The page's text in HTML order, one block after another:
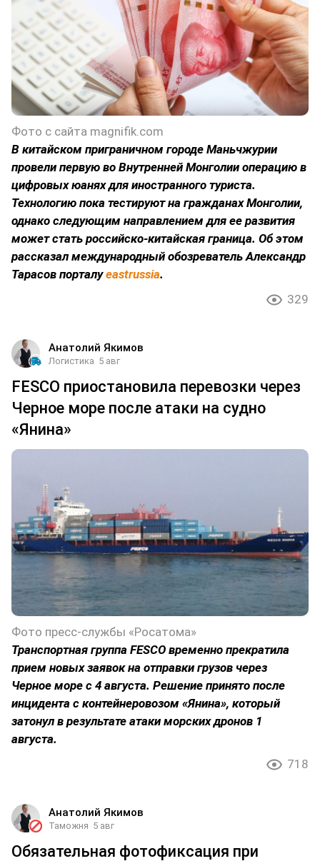
Фото с сайта magnifik.com
В китайском приграничном городе Маньчжурии
провели первую во Внутренней Монголии операцию в
цифровых юанях для иностранного туриста.
Технологию пока тестируют на гражданах Монголии,
однако следующим направлением для ее развития
может стать российско-китайская граница. Об этом
рассказал международный обозреватель Александр
Тарасов порталуeastrussia.
329
Анатолий Якимов
Логистика 5 авг
FESCO приостановила перевозки через
Черное море после атаки на судно
«Янина»
Фото пресс-службы «Росатома»
Транспортная группа FESCO временно прекратила
прием новых заявок на отправки грузов через
Черное море с 4 августа. Решение принято после
инцидента с контейнеровозом «Янина», который
затонул в результате атаки морских дронов 1
августа.
718
Анатолий Якимов
Таможня 5 авг
Обязательная фотофиксация при